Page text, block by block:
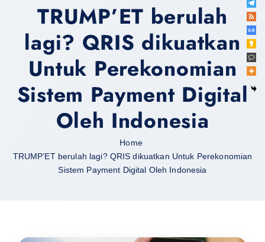
TRUMP’ET berulah
lagi? QRIS dikuatkan
Untuk Perekonomian
Sistem Payment Digital
Oleh Indonesia
Home
TRUMP’ET berulah lagi? QRIS dikuatkan Untuk Perekonomian
Sistem Payment Digital Oleh Indonesia